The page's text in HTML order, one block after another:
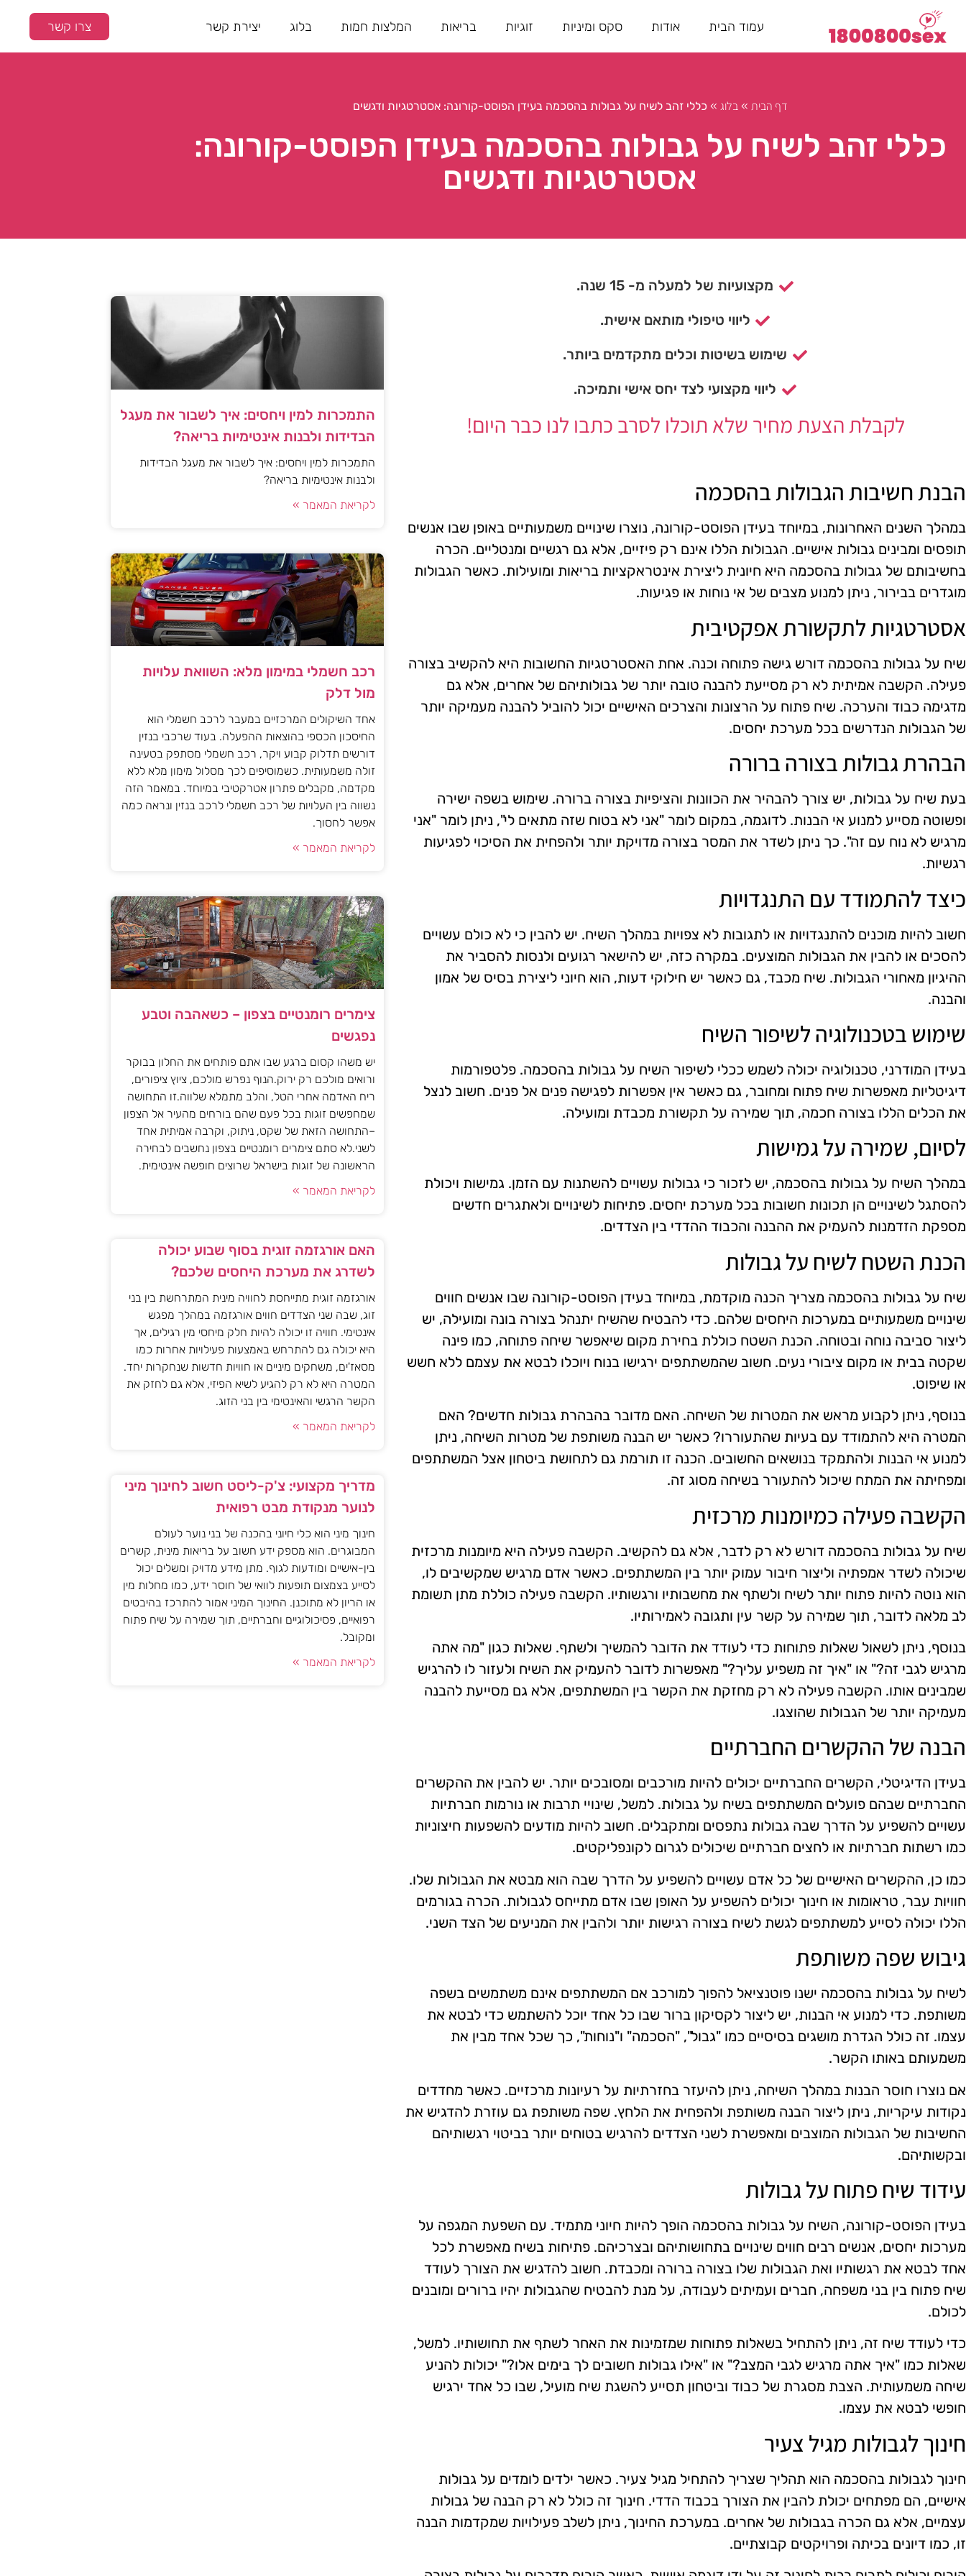
עמוד הבית אודות סקס ומיניות זוגיות בריאות המלצות חמות בלוג יצירת קשר צרו קשר
דף הבית »בלוג » כללי זהב לשיח על גבולות בהסכמה בעידן הפוסט-קורונה: אסטרטגיות ודגשים
כללי זהב לשיח על גבולות בהסכמה בעידן הפוסט-קורונה:
אסטרטגיות ודגשים
מקצועיות של למעלה מ- 15 שנה.
ליווי טיפולי מותאם אישית.
שימוש בשיטות וכלים מתקדמים ביותר.
ליווי מקצועי לצד יחס אישי ותמיכה.
לקבלת הצעת מחיר שלא תוכלו לסרב כתבו לנו כבר היום!
הבנת חשיבות הגבולות בהסכמה
במהלך השנים האחרונות, במיוחד בעידן הפוסט-קורונה, נוצרו שינויים משמעותיים באופן שבו אנשים
תופסים ומבינים גבולות אישיים. הגבולות הללו אינם רק פיזיים, אלא גם רגשיים ומנטליים. הכרה
בחשיבותם של גבולות בהסכמה היא חיונית ליצירת אינטראקציות בריאות ומועילות. כאשר הגבולות
מוגדרים בבירור, ניתן למנוע מצבים של אי נוחות או פגיעות.
אסטרטגיות לתקשורת אפקטיבית
שיח על גבולות בהסכמה דורש גישה פתוחה וכנה. אחת האסטרטגיות החשובות היא להקשיב בצורה
פעילה. הקשבה אמיתית לא רק מסייעת להבנה טובה יותר של גבולותיהם של אחרים, אלא גם
מדגימה כבוד והערכה. שיח פתוח על הרצונות והצרכים האישיים יכול להוביל להבנה מעמיקה יותר
של הגבולות הנדרשים בכל מערכת יחסים.
הבהרת גבולות בצורה ברורה
בעת שיח על גבולות, יש צורך להבהיר את הכוונות והציפיות בצורה ברורה. שימוש בשפה ישירה
ופשוטה מסייע למנוע אי הבנות. לדוגמה, במקום לומר "אני לא בטוח שזה מתאים לי", ניתן לומר "אני
מרגיש לא נוח עם זה". כך ניתן לשדר את המסר בצורה מדויקת יותר ולהפחית את הסיכוי לפגיעות
רגשיות.
כיצד להתמודד עם התנגדויות
חשוב להיות מוכנים להתנגדויות או לתגובות לא צפויות במהלך השיח. יש להבין כי לא כולם עשויים
להסכים או להבין את הגבולות המוצעים. במקרה כזה, יש להישאר רגועים ולנסות להסביר את
ההיגיון מאחורי הגבולות. שיח מכבד, גם כאשר יש חילוקי דעות, הוא חיוני ליצירת בסיס של אמון
והבנה.
שימוש בטכנולוגיה לשיפור השיח
בעידן המודרני, טכנולוגיה יכולה לשמש ככלי לשיפור השיח על גבולות בהסכמה. פלטפורמות
דיגיטליות מאפשרות שיח פתוח ומחובר, גם כאשר אין אפשרות לפגישה פנים אל פנים. חשוב לנצל
את הכלים הללו בצורה חכמה, תוך שמירה על תקשורת מכבדת ומועילה.
לסיום, שמירה על גמישות
במהלך השיח על גבולות בהסכמה, יש לזכור כי גבולות עשויים להשתנות עם הזמן. גמישות ויכולת
להסתגל לשינויים הן תכונות חשובות בכל מערכת יחסים. פתיחות לשינויים ולאתגרים חדשים
מספקת הזדמנות להעמיק את ההבנה והכבוד ההדדי בין הצדדים.
הכנת השטח לשיח על גבולות
שיח על גבולות בהסכמה מצריך הכנה מוקדמת, במיוחד בעידן הפוסט-קורונה שבו אנשים חווים
שינויים משמעותיים במערכות היחסים שלהם. כדי להבטיח שהשיח יתנהל בצורה בונה ומועילה, יש
ליצור סביבה נוחה ובטוחה. הכנת השטח כוללת בחירת מקום שיאפשר שיחה פתוחה, כמו פינה
שקטה בבית או מקום ציבורי נעים. חשוב שהמשתתפים ירגישו בנוח ויוכלו לבטא את עצמם ללא חשש
או שיפוט.
בנוסף, ניתן לקבוע מראש את המטרות של השיחה. האם מדובר בהבהרת גבולות חדשים? האם
המטרה היא להתמודד עם בעיות שהתעוררו? כאשר יש הבנה משותפת של מטרות השיחה, ניתן
למנוע אי הבנות ולהתמקד בנושאים החשובים. הכנה זו תורמת גם לתחושת ביטחון אצל המשתתפים
ומפחיתה את המתח שיכול להתעורר בשיחה מסוג זה.
הקשבה פעילה כמיומנות מרכזית
שיח על גבולות בהסכמה דורש לא רק לדבר, אלא גם להקשיב. הקשבה פעילה היא מיומנות מרכזית
שיכולה לשדר אמפתיה וליצור חיבור עמוק יותר בין המשתתפים. כאשר אדם מרגיש שמקשיבים לו,
הוא נוטה להיות פתוח יותר לשיח ולשתף את מחשבותיו ורגשותיו. הקשבה פעילה כוללת מתן תשומת
לב מלאה לדובר, תוך שמירה על קשר עין ותגובה לאמירותיו.
בנוסף, ניתן לשאול שאלות פתוחות כדי לעודד את הדובר להמשיך ולשתף. שאלות כגון "מה אתה
מרגיש לגבי זה?" או "איך זה משפיע עליך?" מאפשרות לדובר להעמיק את השיח ולעזור לו להרגיש
שמבינים אותו. הקשבה פעילה לא רק מחזקת את הקשר בין המשתתפים, אלא גם מסייעת להבנה
מעמיקה יותר של הגבולות שהוצגו.
הבנה של ההקשרים החברתיים
בעידן הדיגיטלי, הקשרים החברתיים יכולים להיות מורכבים ומסובכים יותר. יש להבין את ההקשרים
החברתיים שבהם פועלים המשתתפים בשיח על גבולות. למשל, שינויי תרבות או נורמות חברתיות
עשויים להשפיע על הדרך שבה גבולות נתפסים ומתקבלים. חשוב להיות מודעים להשפעות חיצוניות
כמו רשתות חברתיות או לחצים חברתיים שיכולים לגרום לקונפליקטים.
כמו כן, ההקשרים האישיים של כל אדם עשויים להשפיע על הדרך שבה הוא מבטא את הגבולות שלו.
חוויות עבר, טראומות או חינוך יכולים להשפיע על האופן שבו אדם מתייחס לגבולות. הכרה בגורמים
הללו יכולה לסייע למשתתפים לגשת לשיח בצורה רגישות יותר ולהבין את המניעים של הצד השני.
גיבוש שפה משותפת
לשיח על גבולות בהסכמה ישנו פוטנציאל להפוך למורכב אם המשתתפים אינם משתמשים בשפה
משותפת. כדי למנוע אי הבנות, יש ליצור לקסיקון ברור שבו כל אחד יוכל להשתמש כדי לבטא את
עצמו. זה כולל הגדרת מושגים בסיסיים כמו "גבול", "הסכמה" ו"נוחות", כך שכל אחד מבין את
משמעותם באותו הקשר.
אם נוצרו חוסר הבנות במהלך השיחה, ניתן להיעזר בחזרתיות על רעיונות מרכזיים. כאשר מחדדים
נקודות עיקריות, ניתן ליצור הבנה משותפת ולהפחית את הלחץ. שפה משותפת גם עוזרת להדגיש את
החשיבות של הגבולות המוצבים ומאפשרת לשני הצדדים להרגיש בטוחים יותר בביטוי רגשותיהם
ובקשותיהם.
עידוד שיח פתוח על גבולות
בעידן הפוסט-קורונה, השיח על גבולות בהסכמה הופך להיות חיוני מתמיד. עם השפעת המגפה על
מערכות יחסים, אנשים רבים חווים שינויים בתחושותיהם ובצרכיהם. פתיחות בשיח מאפשרת לכל
אחד לבטא את רגשותיו ואת הגבולות שלו בצורה ברורה ומכבדת. חשוב להדגיש את הצורך לעודד
שיח פתוח בין בני משפחה, חברים ועמיתים לעבודה, על מנת להבטיח שהגבולות יהיו ברורים ומובנים
לכולם.
כדי לעודד שיח זה, ניתן להתחיל בשאלות פתוחות שמזמינות את האחר לשתף את תחושותיו. למשל,
שאלות כמו "איך אתה מרגיש לגבי המצב?" או "אילו גבולות חשובים לך בימים אלו?" יכולות להניע
שיחה משמעותית. הצבת מסגרת של כבוד וביטחון תסייע להשגת שיח מועיל, שבו כל אחד ירגיש
חופשי לבטא את עצמו.
חינוך לגבולות מגיל צעיר
חינוך לגבולות בהסכמה הוא תהליך שצריך להתחיל מגיל צעיר. כאשר ילדים לומדים על גבולות
אישיים, הם מפתחים יכולת להבין את הצורך בכבוד הדדי. חינוך זה כולל לא רק הבנה של גבולות
עצמיים, אלא גם הכרה בגבולות של אחרים. במערכת החינוך, ניתן לשלב פעילויות שמקדמות הבנה
זו, כמו דיונים בכיתה ופרויקטים קבוצתיים.
התמכרות למין ויחסים: איך לשבור את מעגל
הבדידות ולבנות אינטימיות בריאה?
התמכרות למין ויחסים: איך לשבור את מעגל הבדידות
ולבנות אינטימיות בריאה?
לקריאת המאמר »
רכב חשמלי במימון מלא: השוואת עלויות
מול דלק
אחד השיקולים המרכזיים במעבר לרכב חשמלי הוא
החיסכון הכספי בהוצאות ההפעלה. בעוד שרכבי בנזין
דורשים תדלוק קבוע ויקר, רכב חשמלי מסתפק בטעינה
זולה משמעותית. כשמוסיפים לכך מסלול מימון מלא ללא
מקדמה, מקבלים פתרון אטרקטיבי במיוחד. במאמר הזה
נשווה בין העלויות של רכב חשמלי לרכב בנזין ונראה כמה
אפשר לחסוך.
לקריאת המאמר »
צימרים רומנטיים בצפון – כשאהבה וטבע
נפגשים
יש משהו קסום ברגע שבו אתם פותחים את החלון בבוקר
ורואים מולכם רק ירוק.הנוף נפרש מולכם, ציוץ ציפורים,
ריח האדמה אחרי הטל, והלב מתמלא שלווה.זו התחושה
שמחפשים זוגות בכל פעם שהם בורחים מהעיר אל הצפון
–התחושה הזאת של שקט, ניתוק, וקרבה אמיתית אחד
לשני.לא סתם צימרים רומנטיים בצפון נחשבים לבחירה
הראשונה של זוגות בישראל שרוצים חופשה אינטימית.
לקריאת המאמר »
האם אורגזמה זוגית בסוף שבוע יכולה
לשדרג את מערכת היחסים שלכם?
אורגזמה זוגית מתייחסת לחוויה מינית המתרחשת בין בני
זוג, שבה שני הצדדים חווים אורגזמה במהלך מפגש
אינטימי. חוויה זו יכולה להיות חלק מיחסי מין רגילים, אך
היא יכולה גם להתרחש באמצעות פעילויות אחרות כמו
מסאז'ים, משחקים מיניים או חוויות חדשות שנחקרות יחד.
המטרה היא לא רק להגיע לשיא הפיזי, אלא גם לחזק את
הקשר הרגשי והאינטימי בין בני הזוג.
לקריאת המאמר »
מדריך מקצועי: צ'ק-ליסט חשוב לחינוך מיני
לנוער מנקודת מבט רפואית
חינוך מיני הוא כלי חיוני בהכנה של בני נוער לעולם
המבוגרים. הוא מספק ידע חשוב על בריאות מינית, קשרים
בין-אישיים ומודעות לגוף. מתן מידע מדויק ומשלים יכול
לסייע בצמצום תופעות לוואי של חוסר ידע, כמו מחלות מין
או הריון לא מתוכנן. החינוך המיני אמור להתרכז בהיבטים
רפואיים, פסיכולוגיים וחברתיים, תוך שמירה על שיח פתוח
ומקובל.
לקריאת המאמר »